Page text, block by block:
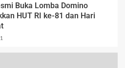
Buka Lomba Domino
HUT RI ke-81 dan Hari